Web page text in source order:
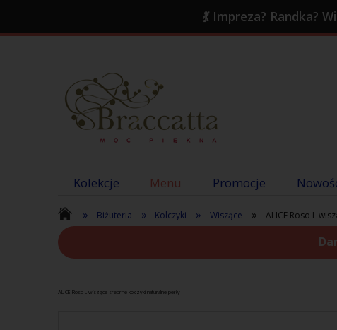
💃 Impreza? Randka?
Kolekcje Menu Promocje
» Biżuteria » Kolczyki » Wiszące » ALICE Roso L
ALICE Roso L wiszące srebrne kolczyki naturalne perły